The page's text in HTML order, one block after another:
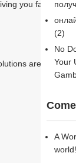
you fast,
are
(2)
No
Your
A
world!